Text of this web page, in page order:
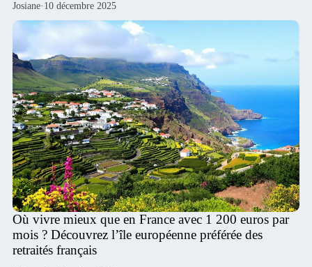
Josiane· 10 décembre 2025
Où vivre mieux que en France avec 1 200 euros par
mois ? Découvrez l’île européenne préférée des
retraités français